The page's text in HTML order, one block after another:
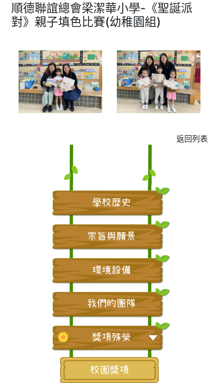
學校歷史
宗旨與願景
環境設備
我們的團隊
獎項殊榮
校園獎項
順德聯誼總會梁潔華小學-《聖誕派
對》親子填色比賽(幼稚園組)
返回列表